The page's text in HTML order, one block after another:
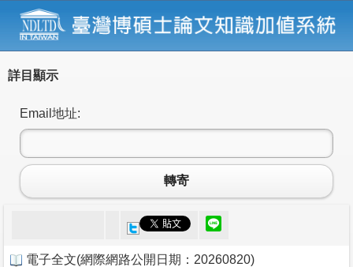
詳目顯示
Email地址:
轉寄
電子全文(網際網路公開日期：20260820)